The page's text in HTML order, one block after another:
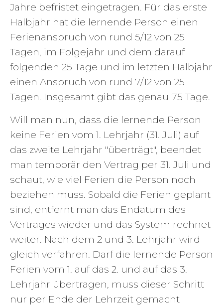
Jahre befristet eingetragen. Für das erste
Halbjahr hat die lernende Person einen
Ferienanspruch von rund 5/12 von 25
Tagen, im Folgejahr und dem darauf
folgenden 25 Tage und im letzten Halbjahr
einen Anspruch von rund 7/12 von 25
Tagen. Insgesamt gibt das genau 75 Tage.
Will man nun, dass die lernende Person
keine Ferien vom 1. Lehrjahr (31. Juli) auf
das zweite Lehrjahr "überträgt", beendet
man temporär den Vertrag per 31. Juli und
schaut, wie viel Ferien die Person noch
beziehen muss. Sobald die Ferien geplant
sind, entfernt man das Endatum des
Vertrages wieder und das System rechnet
weiter. Nach dem 2 und 3. Lehrjahr wird
gleich verfahren. Darf die lernende Person
Ferien vom 1. auf das 2. und auf das 3.
Lehrjahr übertragen, muss dieser Schritt
nur per Ende der Lehrzeit gemacht